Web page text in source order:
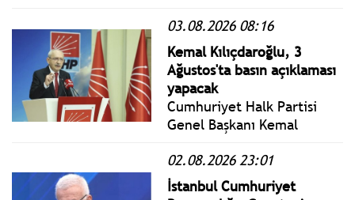
Toplantısı 4 Ağustos 2026
Saı günü Saat: 13.30'da
konuşacak.
03.08.2026 08:16
Kemal Kılıçdaroğlu, 3
Ağustos'ta basın açıklaması
yapacak
Cumhuriyet Halk Partisi
Genel Başkanı Kemal
Merkezinde gündeme dair
basın açıklaması
02.08.2026 23:01
İstanbul Cumhuriyet